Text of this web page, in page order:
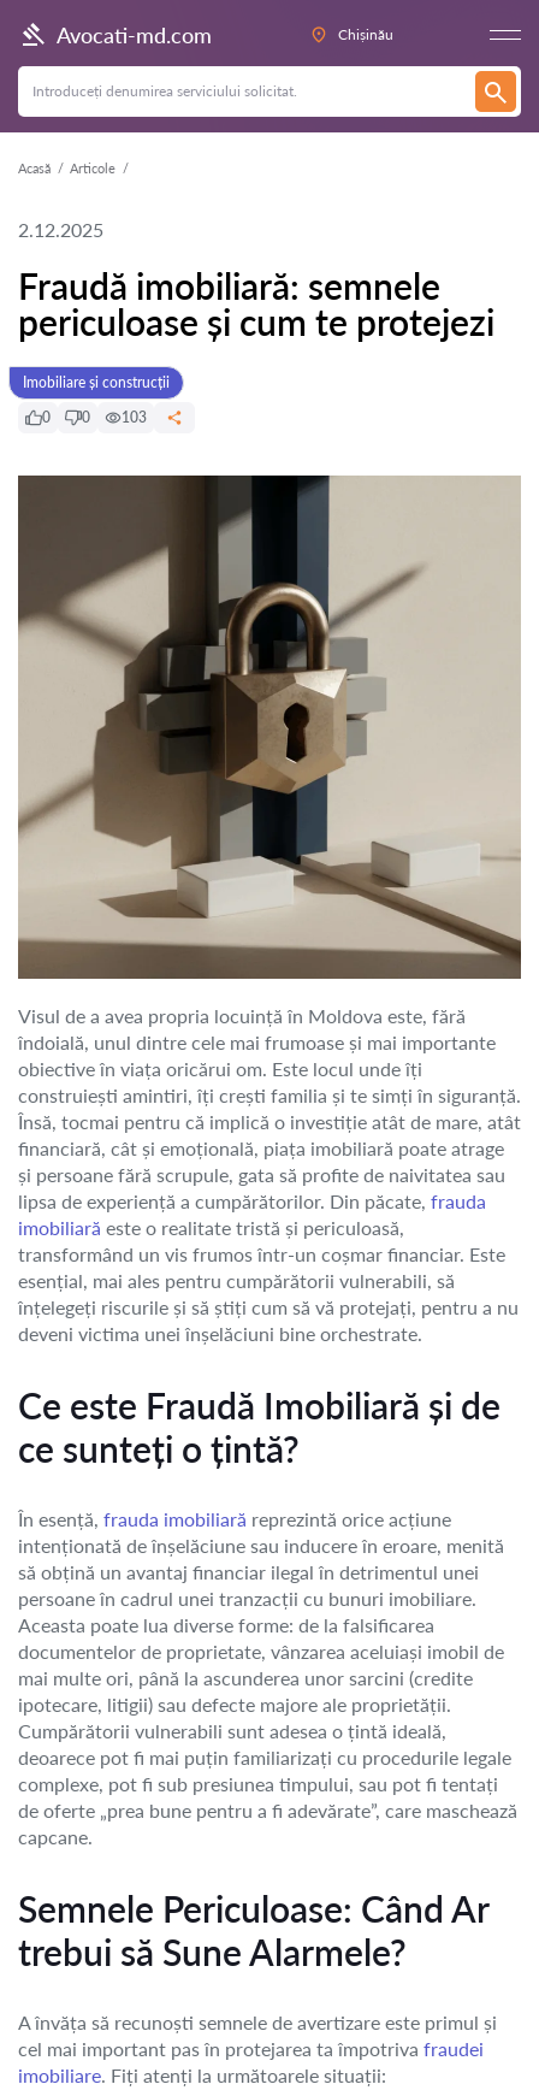
Avocati-md.com Chișinău
Acasă Articole
2.12.2025
Fraudă imobiliară: semnele
periculoase și cum te protejezi
Imobiliare și construcții
0
0 103
Visul de a avea propria locuință în Moldova este, fără
îndoială, unul dintre cele mai frumoase și mai importante
obiective în viața oricărui om. Este locul unde îți
construiești amintiri, îți crești familia și te simți în siguranță.
Însă, tocmai pentru că implică o investiție atât de mare, atât
financiară, cât și emoțională, piața imobiliară poate atrage
și persoane fără scrupule, gata să profite de naivitatea sau
lipsa de experiență a cumpărătorilor. Din păcate, frauda
imobiliară este o realitate tristă și periculoasă,
transformând un vis frumos într-un coșmar financiar. Este
esențial, mai ales pentru cumpărătorii vulnerabili, să
înțelegeți riscurile și să știți cum să vă protejați, pentru a nu
deveni victima unei înșelăciuni bine orchestrate.
Ce este Fraudă Imobiliară și de
ce sunteți o țintă?
În esență, frauda imobiliară reprezintă orice acțiune
intenționată de înșelăciune sau inducere în eroare, menită
să obțină un avantaj financiar ilegal în detrimentul unei
persoane în cadrul unei tranzacții cu bunuri imobiliare.
Aceasta poate lua diverse forme: de la falsificarea
documentelor de proprietate, vânzarea aceluiași imobil de
mai multe ori, până la ascunderea unor sarcini (credite
ipotecare, litigii) sau defecte majore ale proprietății.
Cumpărătorii vulnerabili sunt adesea o țintă ideală,
deoarece pot fi mai puțin familiarizați cu procedurile legale
complexe, pot fi sub presiunea timpului, sau pot fi tentați
de oferte „prea bune pentru a fi adevărate”, care maschează
capcane.
Semnele Periculoase: Când Ar
trebui să Sune Alarmele?
A învăța să recunoști semnele de avertizare este primul și
cel mai important pas în protejarea ta împotriva fraudei
imobiliare. Fiți atenți la următoarele situații: